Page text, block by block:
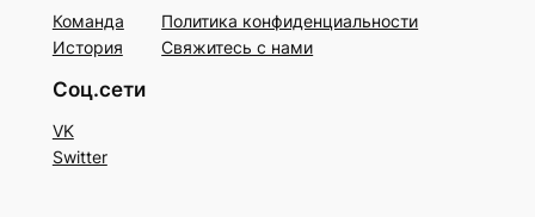
Команда
История
Политика конфиденциальности
Свяжитесь с нами
Соц.сети
VK
Switter